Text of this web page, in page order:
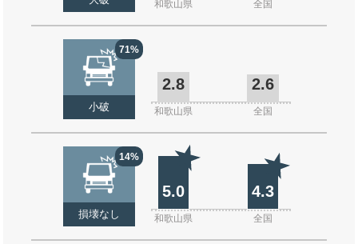
和歌山県 全国
71%
小破
2.8 2.6
和歌山県 全国
14%
損壊なし
5.0 4.3
和歌山県 全国